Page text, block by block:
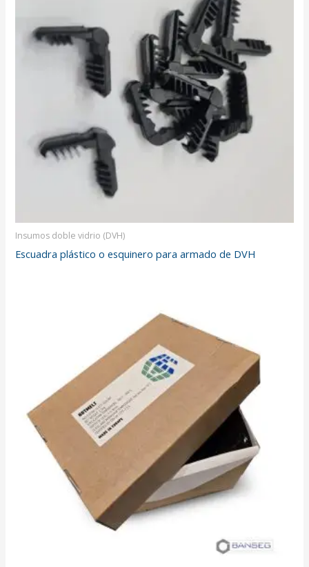
Insumos doble vidrio (DVH)
Escuadra plástico o esquinero para armado de DVH